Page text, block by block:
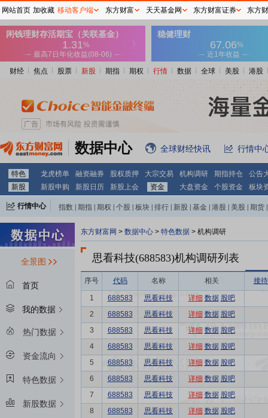
财经 焦点 股票 新股 期指 期权 行情 数据 全球 美股 港股
数据中心 全球财经快讯 行情中
特色 龙虎榜单 融资融券 股权质押 大宗交易 机构调研 期指持仓
公告
新股
新股申购 新股日历 新股上会 资金 大盘资金 个股资金 板块
行情中心 指数 期指 期权 个股 板块 排行 新股 基金 港股 美股 期货
全景图
首页
我的数据
热门数据
资金流向
特色数据
新股数据
东方财富网 > 数据中心 > 特色数据 > 机构调研
思看科技(688583)机构调研列表
序号 代码 名称 相关 接
1 688583 思看科技 详细 数据 股吧
2
688583 思看科技 详细 数据 股吧
3
688583 思看科技 详细 数据 股吧
4
688583 思看科技 详细 数据 股吧
5
688583 思看科技 详细 数据 股吧
6
688583 思看科技 详细 数据 股吧
7
688583 思看科技 详细 数据 股吧
8
688583 思看科技 详细 数据 股吧
网站首页 加收藏 移动客户端 东方财富 天天基金网 东方财富证券 东方